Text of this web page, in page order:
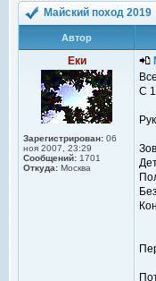
Майский поход 2019
Автор
Еки
Зарегистрирован: 06
ноя 2007, 23:29
Сообщений: 1701
Откуда: Москва
С 1